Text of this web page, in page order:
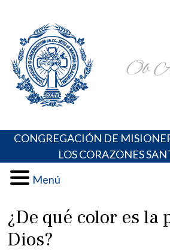
content
Portal de los Padres Oblatos.
Oraciones, Música religiosa y más
CONGREGACIÓN DE
LOS CORAZONES
Menú
¿De qué color es la
Dios?